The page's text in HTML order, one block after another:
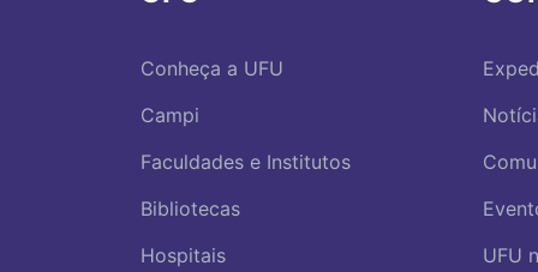
Conheça a UFU
Campi
Faculdades e Institutos
Bibliotecas
Hospitais
UFU